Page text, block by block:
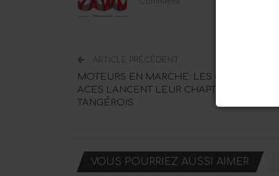
ARTICLE PRÉCÉDENT
MOTEURS EN MARCHE: LES CRIMSON
ACES LANCENT LEUR CHAPTER
TANGÉROIS
VOUS POURRIEZ AUSSI AIMER